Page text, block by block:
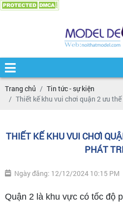
Trang chủ
Tin tức - sự kiện
Thiết kế khu vui chơi quận 2 ưu
THIẾT KẾ KHU VUI CHƠI
PHÁT
Ngày đăng: 12/12/2024 10:15 PM
Quận 2 là khu vực có tốc độ